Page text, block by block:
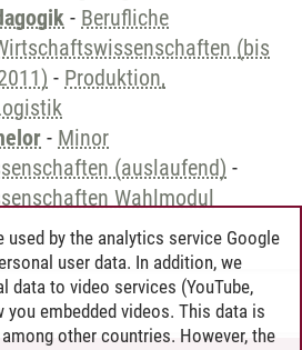
- Berufliche
(bis
- Produktion,
- Minor
(auslaufend) -
Wahlmodul
used by the analytics service Google
user data. In addition, we
data to video services (YouTube,
embedded videos. This data is
other countries. However, the